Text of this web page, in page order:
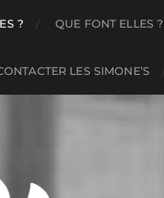
? QUE FONT ELLES ?
LES SIMONE’S